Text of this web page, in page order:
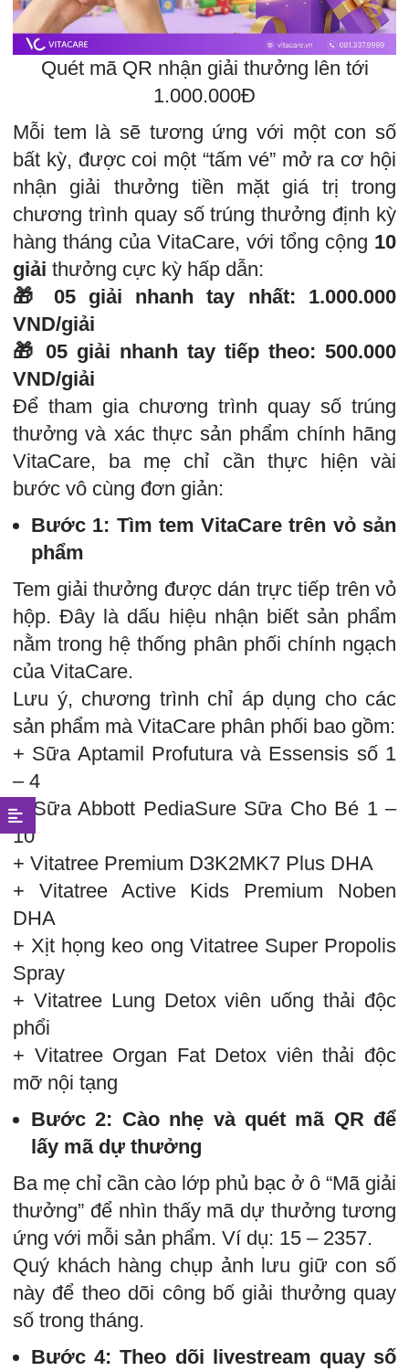
Quét mã QR nhận giải thưởng lên tới
1.000.000Đ
Mỗi tem là sẽ tương ứng với một con số
bất kỳ, được coi một “tấm vé” mở ra cơ hội
nhận giải thưởng tiền mặt giá trị trong
chương trình quay số trúng thưởng định kỳ
hàng tháng của VitaCare, với tổng cộng 10
giải thưởng cực kỳ hấp dẫn:
🎁 05 giải nhanh tay nhất: 1.000.000
VND/giải
🎁 05 giải nhanh tay tiếp theo: 500.000
VND/giải
Để tham gia chương trình quay số trúng
thưởng và xác thực sản phẩm chính hãng
VitaCare, ba mẹ chỉ cần thực hiện vài
bước vô cùng đơn giản:
Bước 1: Tìm tem VitaCare trên vỏ sản
phẩm
Tem giải thưởng được dán trực tiếp trên vỏ
hộp. Đây là dấu hiệu nhận biết sản phẩm
nằm trong hệ thống phân phối chính ngạch
của VitaCare.
Lưu ý, chương trình chỉ áp dụng cho các
sản phẩm mà VitaCare phân phối bao gồm:
+ Sữa Aptamil Profutura và Essensis số 1
– 4
+ Sữa Abbott PediaSure Sữa Cho Bé 1 –
10
+ Vitatree Premium D3K2MK7 Plus DHA
+ Vitatree Active Kids Premium Noben
DHA
+ Xịt họng keo ong Vitatree Super Propolis
Spray
+ Vitatree Lung Detox viên uống thải độc
phổi
+ Vitatree Organ Fat Detox viên thải độc
mỡ nội tạng
Bước 2: Cào nhẹ và quét mã QR để
lấy mã dự thưởng
Ba mẹ chỉ cần cào lớp phủ bạc ở ô “Mã giải
thưởng” để nhìn thấy mã dự thưởng tương
ứng với mỗi sản phẩm. Ví dụ: 15 – 2357.
Quý khách hàng chụp ảnh lưu giữ con số
này để theo dõi công bố giải thưởng quay
số trong tháng.
Bước 4: Theo dõi livestream quay số